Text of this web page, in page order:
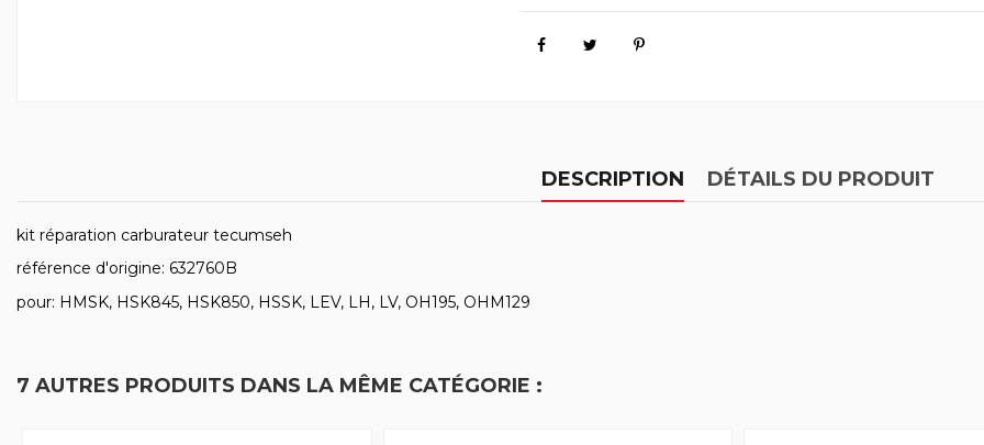
DESCRIPTION DÉTAILS DU PRODUIT
kit réparation carburateur tecumseh
référence d'origine: 632760B
pour: HMSK, HSK845, HSK850, HSSK, LEV, LH, LV, OH195, OHM129
7 AUTRES PRODUITS DANS LA MÊME CATÉGORIE :